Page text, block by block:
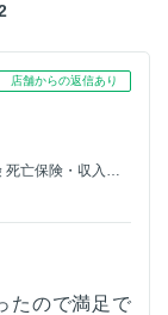
店舗からの返信あり
生命保険・死亡保険 死亡保険・収入保障
たので満足で